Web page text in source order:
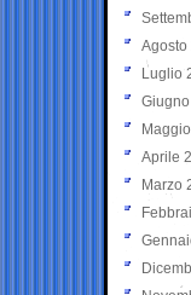
Agosto
Luglio
Aprile
Marzo